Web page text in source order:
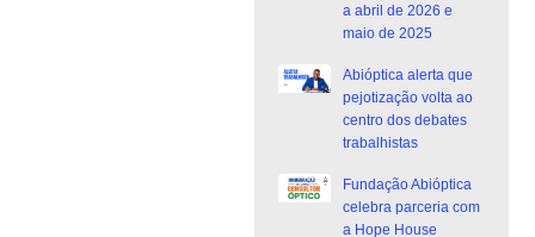
a abril de 2026 e
maio de 2025
Abióptica alerta que
pejotização volta ao
centro dos debates
trabalhistas
Fundação Abióptica
celebra parceria com
a Hope House